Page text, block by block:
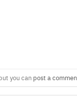
you can post a